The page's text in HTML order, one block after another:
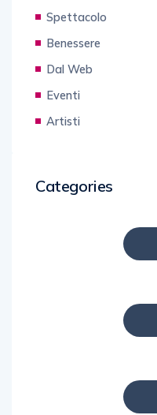
Spettacolo
Benessere
Dal Web
Eventi
Artisti
Categories